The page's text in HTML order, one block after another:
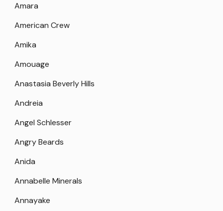
Amara
American Crew
Amika
Amouage
Anastasia Beverly Hills
Andreia
Angel Schlesser
Angry Beards
Anida
Annabelle Minerals
Annayake